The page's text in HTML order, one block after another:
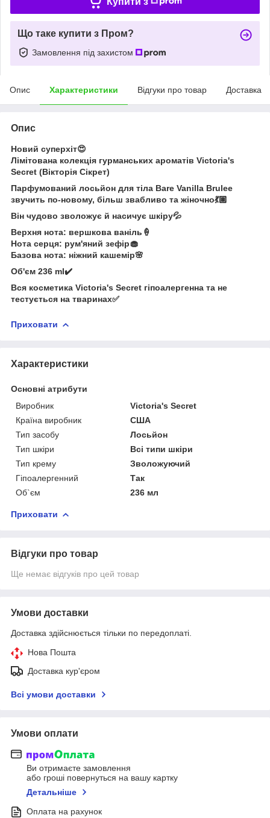
Що таке купити з Пром?
Замовлення під захистом
Опис Характеристики Відгуки про товар Доставка
Опис
Новий суперхіт😍
Лімітована колекція гурманських ароматів Victoria's
Secret (Вікторія Сікрет)
Парфумований лосьйон для тіла Bare Vanilla Brulee
звучить по-новому, більш звабливо та жіночно💃🏽
Він чудово зволожує й насичує шкіру💦
Верхня нота: вершкова ваніль🍦
Нота серця: рум'яний зефір🧁
Базова нота: ніжний кашемір🌸
Об'єм 236 ml✔️
Вся косметика Victoria's Secret гіпоалергенна та не
тестується на тваринах✅
Приховати
Характеристики
Основні атрибути
Виробник
Victoria's Secret
Країна виробник
США
Тип засобу
Лосьйон
Тип шкіри
Всі типи шкіри
Тип крему
Зволожуючий
Гіпоалергенний
Так
Об`єм
236 мл
Приховати
Відгуки про товар
Ще немає відгуків про цей товар
Умови доставки
Доставка здійснюється тільки по передоплаті.
Нова Пошта
Доставка кур'єром
Всі умови доставки
Умови оплати
Ви отримаєте замовлення
або гроші повернуться на вашу картку
Детальніше
Оплата на рахунок